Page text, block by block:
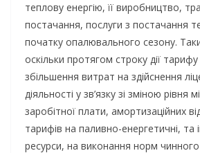
теплову енергію, її виробництво,
постачання, послуги з постачання
початку опалювального сезону.
оскільки протягом строку дії
збільшення витрат на здійснення
діяльності у зв’язку зі зміною рівня
заробітної плати, амортизаційних
тарифів на паливно-енергетичні, та
ресурси, на виконання норм